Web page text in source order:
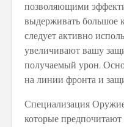
позволяющими
выдерживать большое
следует активно
увеличивают вашу
получаемый урон.
на линии фронта и
Специализация
которые